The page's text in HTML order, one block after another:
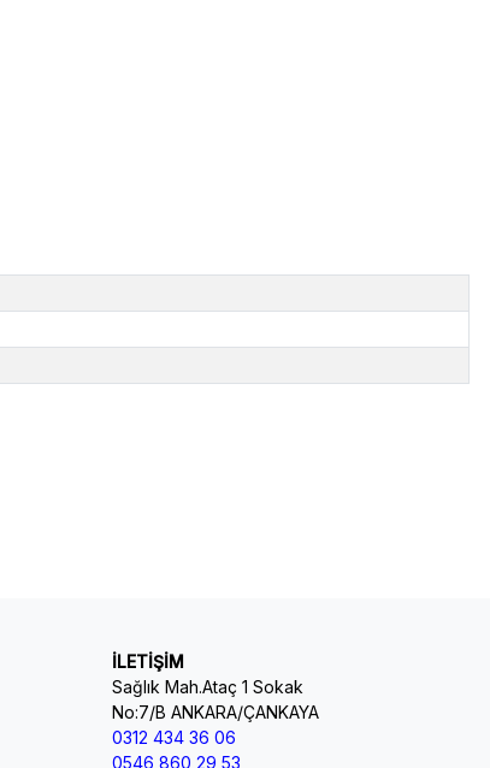
İLETİŞİM
Sağlık Mah.Ataç 1 Sokak
No:7/B ANKARA/ÇANKAYA
0312 434 36 06
0546 860 29 53